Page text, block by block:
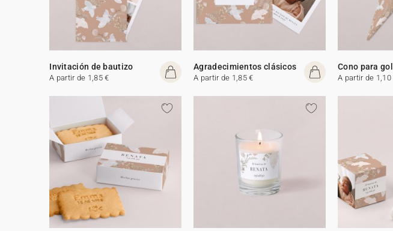
Invitación de bautizo
A partir de 1,85 €
Agradecimientos clásicos
A partir de 1,85 €
Cono para
A partir de 1,10